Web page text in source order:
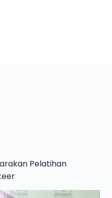
Pelatihan